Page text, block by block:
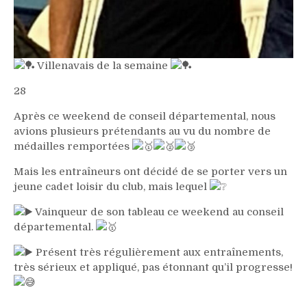
Villenavais de la semaine
28
Après ce weekend de conseil départemental, nous
avions plusieurs prétendants au vu du nombre de
médailles remportées
Mais les entraîneurs ont décidé de se porter vers un
jeune cadet loisir du club, mais lequel
Vainqueur de son tableau ce weekend au conseil
départemental.
Présent très régulièrement aux entraînements,
très sérieux et appliqué, pas étonnant qu’il progresse!